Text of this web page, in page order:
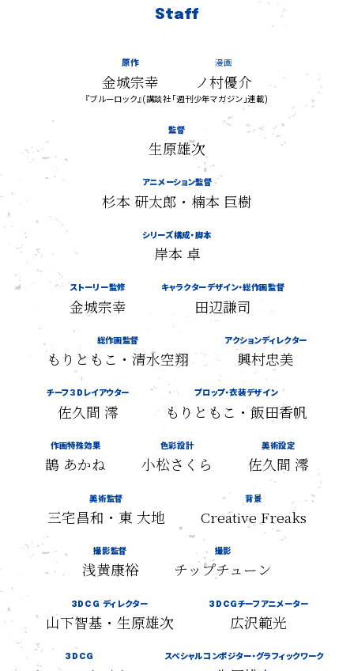
Staff
原作
金城宗幸
漫画
ノ村優介
『ブルーロック』(講談社「週刊少年マガジン」連載)
監督
生原雄次
アニメーション監督
杉本 研太郎・楠本 巨樹
シリーズ構成・脚本
岸本 卓
ストーリー監修
金城宗幸
キャラクターデザイン・総作画監督
田辺謙司
総作画監督
もりともこ・清水空翔
アクションディレクター
興村忠美
チーフ３Dレイアウター
佐久間 澪
プロップ・衣装デザイン
もりともこ・飯田香帆
作画特殊効果
鵲 あかね
色彩設計
小松さくら
美術設定
佐久間 澪
美術監督
三宅昌和・東 大地
背景
Creative Freaks
撮影監督
浅黄康裕
撮影
チップチューン
3DCG ディレクター
山下智基・生原雄次
3DCGチーフアニメーター
広沢範光
3DCG スペシャルコンポジター・グラフィックワーク